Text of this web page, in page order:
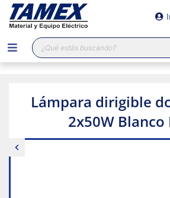
Búsqueda
de
productos
Lámpara dirigible
2x50W